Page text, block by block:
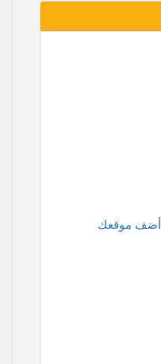
| أضف موقعك